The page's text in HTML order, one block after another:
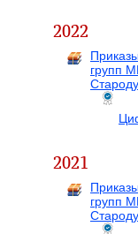
2022
групп
2021
групп